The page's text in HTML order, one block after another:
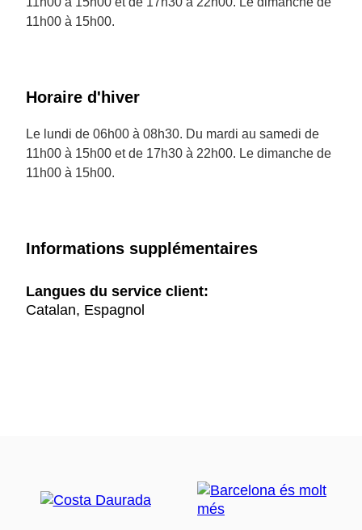
11h00 à 15h00.
Horaire d'hiver
Le lundi de 06h00 à 08h30. Du mardi au samedi de
11h00 à 15h00 et de 17h30 à 22h00. Le dimanche de
11h00 à 15h00.
Informations supplémentaires
Langues du service client:
Catalan, Espagnol